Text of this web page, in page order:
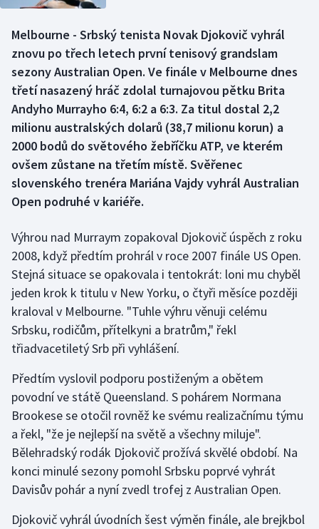
Boby a skeleton
Box
Curling
Dostihy
Florbal
Futsal
Gymnastika
Házená
Jezdectví
Judo
Krasobruslení
Lezení
Lyže a snowboard
Moderní pětiboj
Motorsport
AZ kvíz
Melbourne - Srbský tenista Novak Djokovič vyhrál
znovu po třech letech první tenisový grandslam
sezony Australian Open. Ve finále v Melbourne dnes
třetí nasazený hráč zdolal turnajovou pětku Brita
Andyho Murrayho 6:4, 6:2 a 6:3. Za titul dostal 2,2
milionu australských dolarů (38,7 milionu korun) a
2000 bodů do světového žebříčku ATP, ve kterém
ovšem zůstane na třetím místě. Svěřenec
slovenského trenéra Mariána Vajdy vyhrál Australian
Open podruhé v kariéře.
Výhrou nad Murraym zopakoval Djokovič úspěch z roku
2008, když předtím prohrál v roce 2007 finále US Open.
Stejná situace se opakovala i tentokrát: loni mu chyběl
jeden krok k titulu v New Yorku, o čtyři měsíce později
kraloval v Melbourne. "Tuhle výhru věnuji celému
Srbsku, rodičům, přítelkyni a bratrům," řekl
třiadvacetiletý Srb při vyhlášení.
Předtím vyslovil podporu postiženým a obětem
povodní ve státě Queensland. S pohárem Normana
Brookese se otočil rovněž ke svému realizačnímu týmu
a řekl, "že je nejlepší na světě a všechny miluje".
Bělehradský rodák Djokovič prožívá skvělé období. Na
konci minulé sezony pomohl Srbsku poprvé vyhrát
Davisův pohár a nyní zvedl trofej z Australian Open.
Djokovič vyhrál úvodních šest výměn finále, ale brejkbol